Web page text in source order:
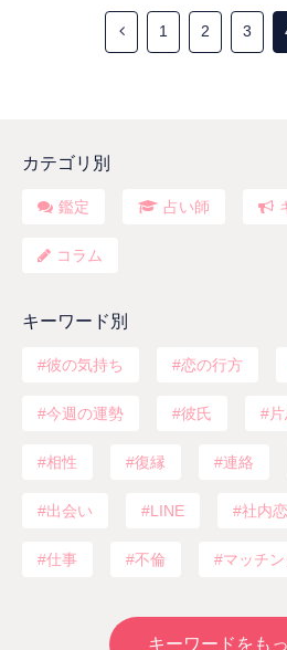
1 2 3
カテゴリ別
鑑定 占い師
コラム
キーワード別
彼の気持ち 恋の行方
今週の運勢 彼氏
相性 復縁 連絡
出会い LINE 社内
仕事 不倫 マッチ
キーワードをも